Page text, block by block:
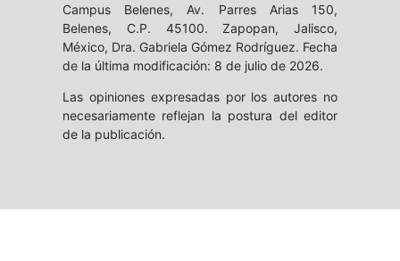
Campus Belenes, Av. Parres Arias 150,
Belenes, C.P. 45100. Zapopan, Jalisco,
México, Dra. Gabriela Gómez Rodríguez. Fecha
de la última modificación: 8 de julio de 2026.
Las opiniones expresadas por los autores no
necesariamente reflejan la postura del editor
de la publicación.